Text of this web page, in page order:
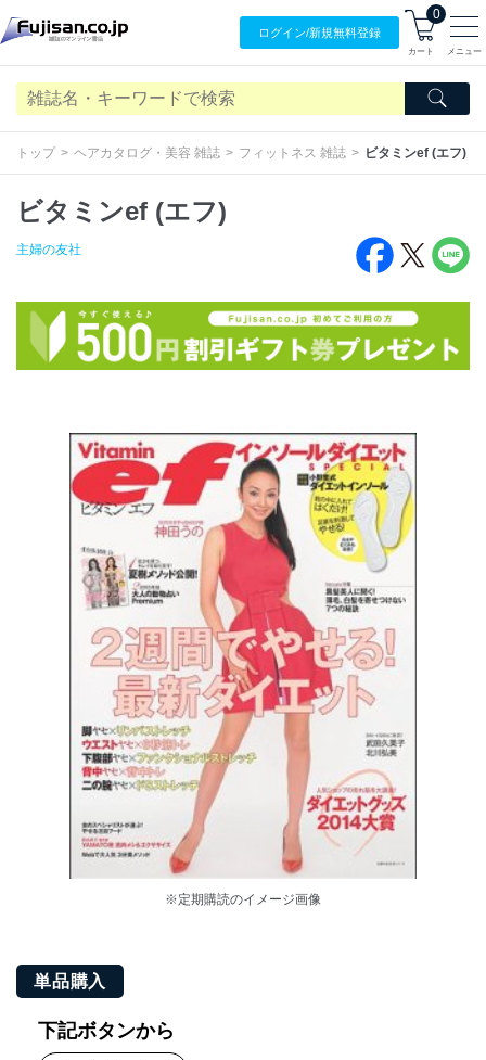
ログイン/新規無料登録
0
カート メニュー
トップ ヘアカタログ・美容 雑誌 フィットネス 雑誌 ビタミンef (エフ)
ビタミンef (エフ)
主婦の友社
※定期購読のイメージ画像
単品購入
下記ボタンから